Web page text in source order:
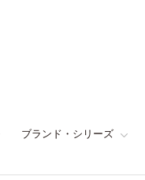
ブランド・シリーズ